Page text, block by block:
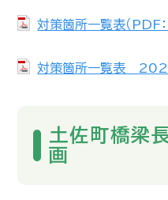
対策箇所一覧表（PDF
対策箇所一覧表
土佐町橋梁
画